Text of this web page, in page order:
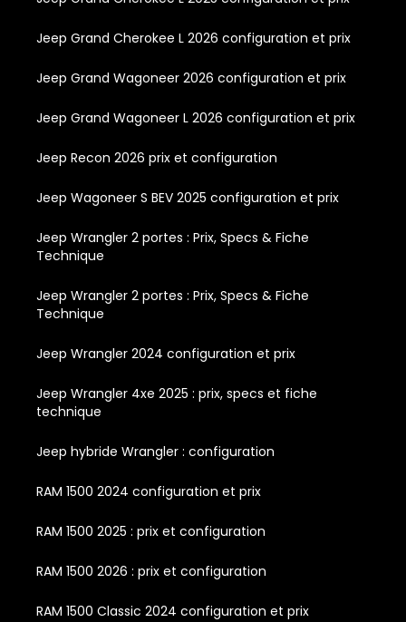
Jeep Grand Cherokee L 2026 configuration et prix
Jeep Grand Wagoneer 2026 configuration et prix
Jeep Grand Wagoneer L 2026 configuration et prix
Jeep Recon 2026 prix et configuration
Jeep Wagoneer S BEV 2025 configuration et prix
Jeep Wrangler 2 portes : Prix, Specs & Fiche
Technique
Jeep Wrangler 2 portes : Prix, Specs & Fiche
Technique
Jeep Wrangler 2024 configuration et prix
Jeep Wrangler 4xe 2025 : prix, specs et fiche
technique
Jeep hybride Wrangler : configuration
RAM 1500 2024 configuration et prix
RAM 1500 2025 : prix et configuration
RAM 1500 2026 : prix et configuration
RAM 1500 Classic 2024 configuration et prix